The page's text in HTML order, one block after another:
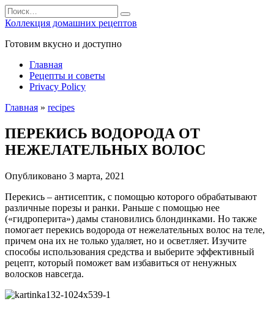
Перейти
к
содержанию
Search
for:
Коллекция домашних рецептов
Готовим вкусно и доступно
Главная
Рецепты и советы
Privacy Policy
Главная » recipes
ПЕРЕКИСЬ ВОДОРОДА ОТ
НЕЖЕЛАТЕЛЬНЫХ ВОЛОС
Опубликовано 3 марта, 2021
Перекись – антисептик, с помощью которого обрабатывают
различные порезы и ранки. Раньше с помощью нее
(«гидроперита») дамы становились блондинками. Но также
помогает перекись водорода от нежелательных волос на теле,
причем она их не только удаляет, но и осветляет. Изучите
способы использования средства и выберите эффективный
рецепт, который поможет вам избавиться от ненужных
волосков навсегда.